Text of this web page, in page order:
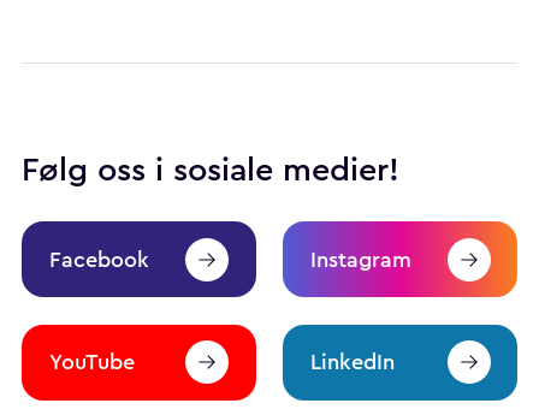
Følg oss i sosiale medier!
Facebook Instagram
YouTube LinkedIn